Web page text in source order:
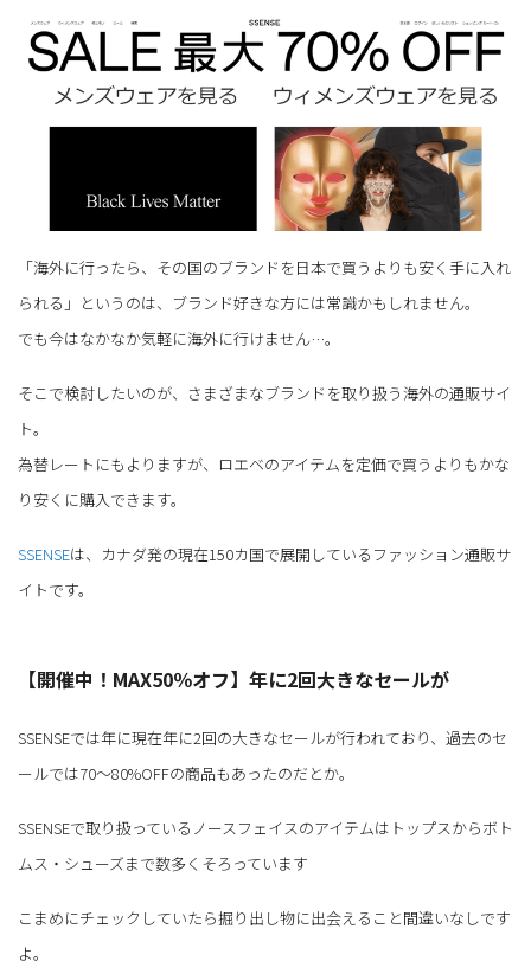
「海外に行ったら、その国のブランドを日本で買うよりも安く手に入れ
られる」というのは、ブランド好きな方には常識かもしれません。
でも今はなかなか気軽に海外に行けません…。
そこで検討したいのが、さまざまなブランドを取り扱う海外の通販サイ
ト。
為替レートにもよりますが、ロエベのアイテムを定価で買うよりもかな
り安くに購入できます。
SSENSEは、カナダ発の現在150カ国で展開しているファッション通販サ
イトです。
【開催中！MAX50％オフ】年に2回大きなセールが
SSENSEでは年に現在年に2回の大きなセールが行われており、過去のセ
ールでは70～80%OFFの商品もあったのだとか。
SSENSEで取り扱っているノースフェイスのアイテムはトップスからボト
ムス・シューズまで数多くそろっています
こまめにチェックしていたら掘り出し物に出会えること間違いなしです
よ。